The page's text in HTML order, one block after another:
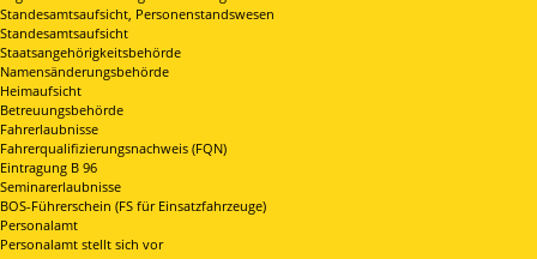
Standesamtsaufsicht, Personenstandswesen
Standesamtsaufsicht
Staatsangehörigkeitsbehörde
Namensänderungsbehörde
Heimaufsicht
Betreuungsbehörde
Fahrerlaubnisse
Fahrerqualifizierungsnachweis (FQN)
Eintragung B 96
Seminarerlaubnisse
BOS-Führerschein (FS für Einsatzfahrzeuge)
Personalamt
Personalamt stellt sich vor